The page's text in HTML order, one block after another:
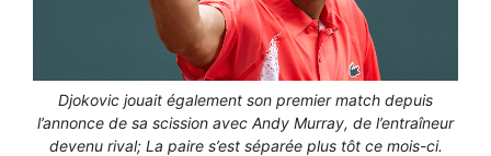
Djokovic jouait également son premier match depuis
l’annonce de sa scission avec Andy Murray, de l’entraîneur
devenu rival; La paire s’est séparée plus tôt ce mois-ci.